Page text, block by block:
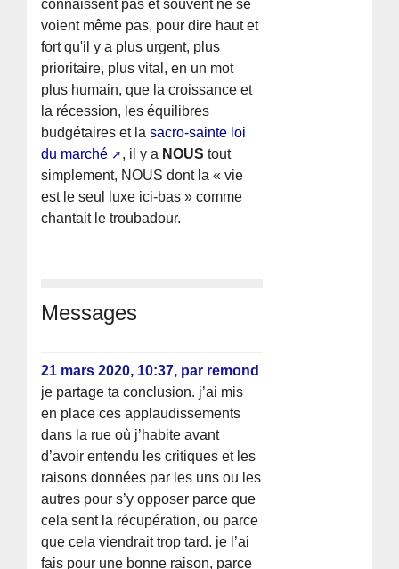
connaissent pas et souvent ne se
voient même pas, pour dire haut et
fort qu'il y a plus urgent, plus
prioritaire, plus vital, en un mot
plus humain, que la croissance et
la récession, les équilibres
budgétaires et lasacro-sainte loi
du marché
, il y a NOUS tout
simplement, NOUS dont la « vie
est le seul luxe ici-bas » comme
chantait le troubadour.
Messages
21 mars 2020, 10:37, par remond
je partage ta conclusion. j’ai mis
en place ces applaudissements
dans la rue où j’habite avant
d’avoir entendu les critiques et les
raisons données par les uns ou les
autres pour s’y opposer parce que
cela sent la récupération, ou parce
que cela viendrait trop tard. je l’ai
fais pour une bonne raison, parce